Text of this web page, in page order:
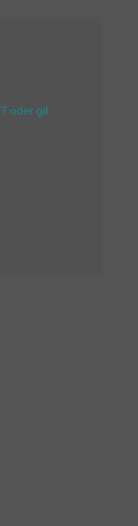
oder gif